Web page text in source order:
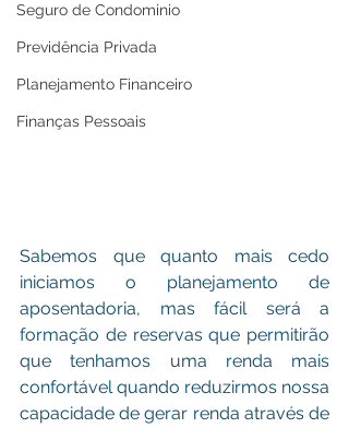
Seguro de Condominio
Previdência Privada
Planejamento Financeiro
Finanças Pessoais
Sabemos que quanto mais cedo
iniciamos o planejamento de
aposentadoria, mas fácil será a
formação de reservas que permitirão
que tenhamos uma renda mais
confortável quando reduzirmos nossa
capacidade de gerar renda através de